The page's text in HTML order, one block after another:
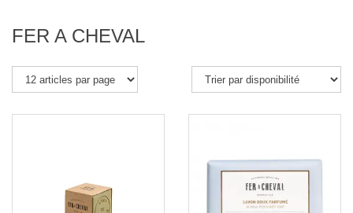
FER A CHEVAL